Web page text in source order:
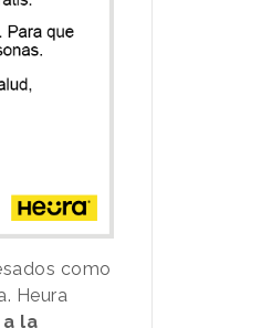
como
Heura
la